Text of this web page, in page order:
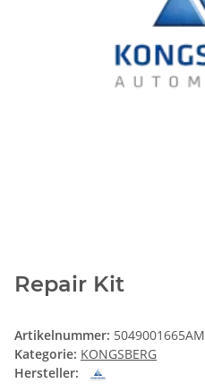
Repair Kit
Artikelnummer: 5049001665AM
Kategorie: KONGSBERG
Hersteller: